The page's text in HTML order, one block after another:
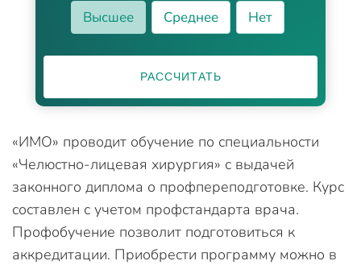
Высшее
Среднее Нет
РАССЧИТАТЬ
«ИМО» проводит обучение по специальности
«Челюстно-лицевая хирургия» с выдачей
законного диплома о профпереподготовке. Курс
составлен с учетом профстандарта врача.
Профобучение позволит подготовиться к
аккредитации. Приобрести программу можно в